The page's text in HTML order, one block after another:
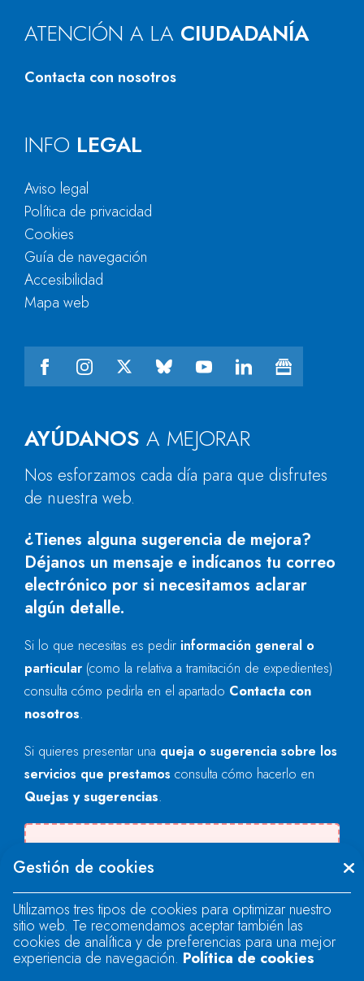
ATENCIÓN A LA CIUDADANÍA
Contacta con nosotros
AYÚDANOS A MEJORAR
Nos esforzamos cada día para que disfrutes
de nuestra web.
¿Tienes alguna sugerencia de mejora?
Déjanos un mensaje e indícanos tu correo
electrónico por si necesitamos aclarar
algún detalle.
Si lo que necesitas es pedir información general o
particular (como la relativa a tramitación de expedientes)
consulta cómo pedirla en el apartado Contacta con
nosotros.
Si quieres presentar una queja o sugerencia sobre los
servicios que prestamos consulta cómo hacerlo en
Quejas y sugerencias.
"text".
Se produjo un error al cargar el campo
"text".
INFO LEGAL
Aviso legal
Política de privacidad
Cookies
Guía de navegación
Accesibilidad
Mapa web
Gestión de cookies
Utilizamos tres tipos de cookies para optimizar nuestro
sitio web. Te recomendamos aceptar también las
cookies de analítica y de preferencias para una mejor
experiencia de navegación. Política de cookies